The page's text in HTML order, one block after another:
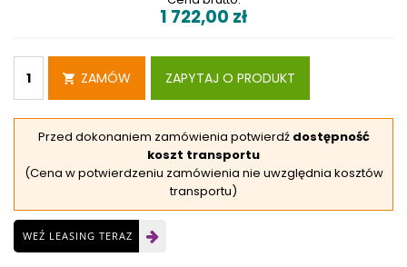
1 722,00 zł
ZAMÓW ZAPYTAJ O PRODUKT
Przed dokonaniem zamówienia potwierdź dostępność
koszt transportu
(Cena w potwierdzeniu zamówienia nie uwzględnia kosztów
transportu)
WEŹ LEASING TERAZ